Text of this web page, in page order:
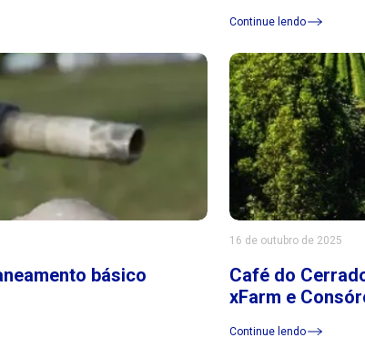
Continue lendo
básico
16 de outubro de 2025
Café do
xFarm e
Continue lendo